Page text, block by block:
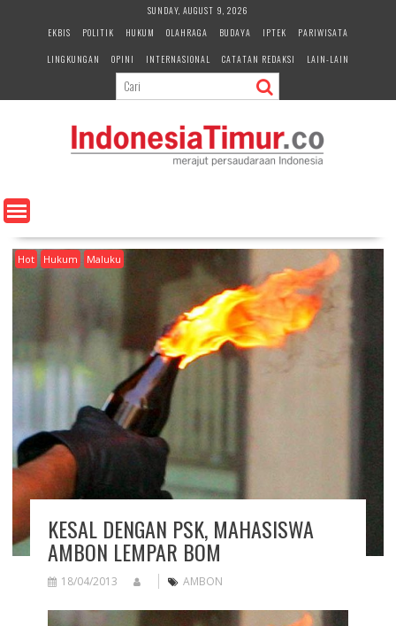
e
n
SUNDAY, AUGUST 9, 2026
EKBIS
POLITIK HUKUM OLAHRAGA BUDAYA IPTEK
PARIWISATA
LINGKUNGAN
OPINI INTERNASIONAL CATATAN REDAKSI LAIN-LAIN
Hot Hukum Maluku
KESAL DENGAN PSK, MAHASISWA
AMBON LEMPAR BOM
18/04/2013 AMBON